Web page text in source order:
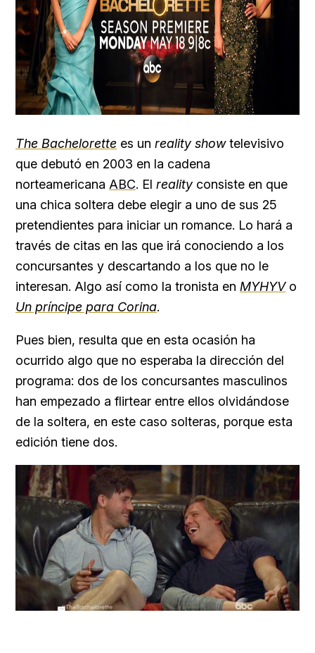
The Bachelorette es un reality showtelevisivo
que debutó en 2003 en la cadena
norteamericana ABC. El reality consiste en que
una chica soltera debe elegir a uno de sus 25
pretendientes para iniciar un romance. Lo hará a
través de citas en las que irá conociendo a los
concursantes y descartando a los que no le
interesan. Algo así como la tronista en MYHYVo
Un príncipe para Corina.
Pues bien, resulta que en esta ocasión ha
ocurrido algo que no esperaba la dirección del
programa: dos de los concursantes masculinos
han empezado a flirtear entre ellos olvidándose
de la soltera, en este caso solteras, porque esta
edición tiene dos.